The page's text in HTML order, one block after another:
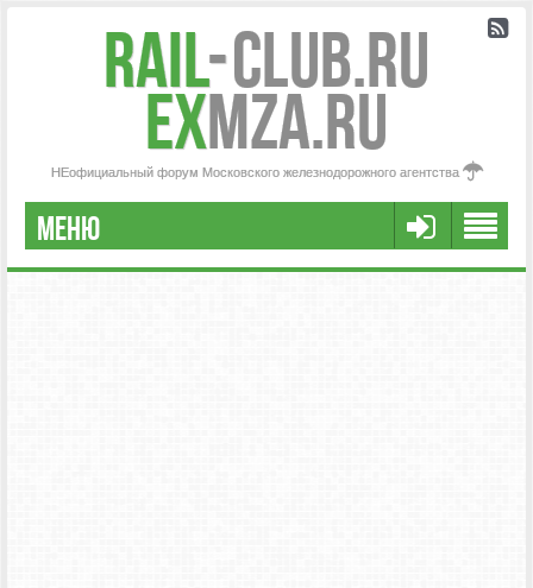
Rail-Club.RU
exMZA.RU
НЕофициальный форум Московского железнодорожного агентства
МЕНЮ
РЕГИСТРАЦИЯ